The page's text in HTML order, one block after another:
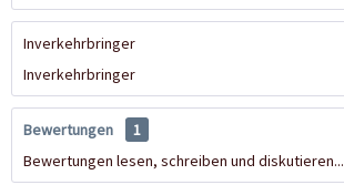
Inverkehrbringer
Inverkehrbringer
Bewertungen
1
Bewertungen lesen, schreiben und diskutieren...